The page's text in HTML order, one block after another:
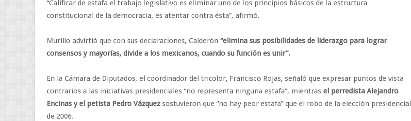
“Calificar de estafa el trabajo legislativo es eliminar uno de los principios básicos de la estructura
constitucional de la democracia, es atentar contra ésta”, afirmó.
Murillo advirtió que con sus declaraciones, Calderón “elimina sus posibilidades de liderazgo para lograr
consensos y mayorías, divide a los mexicanos, cuando su función es unir”.
En la Cámara de Diputados, el coordinador del tricolor, Francisco Rojas, señaló que expresar puntos de vista
contrarios a las iniciativas presidenciales “no representa ninguna estafa”, mientras el perredista Alejandro
Encinas y el petista Pedro Vázquezsostuvieron que “no hay peor estafa” que el robo de la elección presidencial
de 2006.